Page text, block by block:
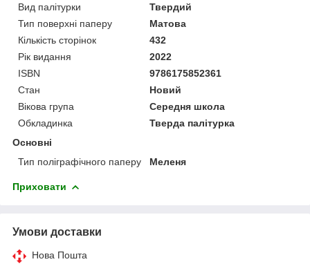
Вид палітурки
Твердий
Тип поверхні паперу
Матова
Кількість сторінок
432
Рік видання
2022
ISBN
9786175852361
Стан
Новий
Вікова група
Середня школа
Обкладинка
Тверда палітурка
Основні
Тип поліграфічного паперу
Меленя
Приховати
Умови доставки
Нова Пошта